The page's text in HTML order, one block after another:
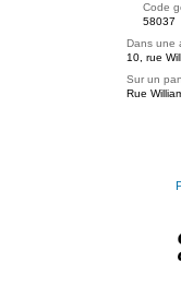
Code
58037
Dans une
10, rue
Sur un
Rue